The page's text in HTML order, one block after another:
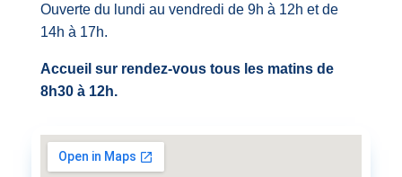
Ouverte du lundi au vendredi de 9h à 12h et de
14h à 17h.
Accueil sur rendez-vous tous les matins de
8h30 à 12h.